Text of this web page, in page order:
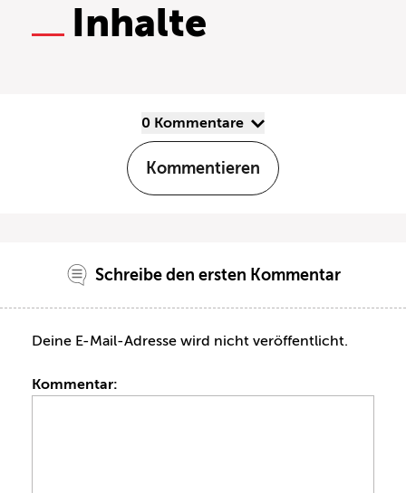
Inhalte
0 Kommentare
Kommentieren
Schreibe den ersten Kommentar
Deine E-Mail-Adresse wird nicht veröffentlicht.
Kommentar: